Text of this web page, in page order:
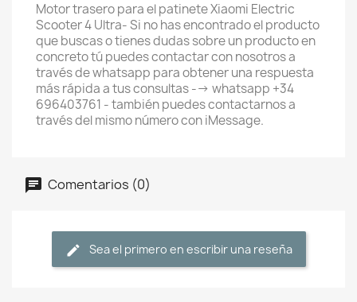
Motor trasero para el patinete Xiaomi Electric
Scooter 4 Ultra- Si no has encontrado el producto
que buscas o tienes dudas sobre un producto en
concreto tú puedes contactar con nosotros a
través de whatsapp para obtener una respuesta
más rápida a tus consultas --> whatsapp +34
696403761 - también puedes contactarnos a
través del mismo número con iMessage.
Comentarios (0)
Sea el primero en escribir una reseña